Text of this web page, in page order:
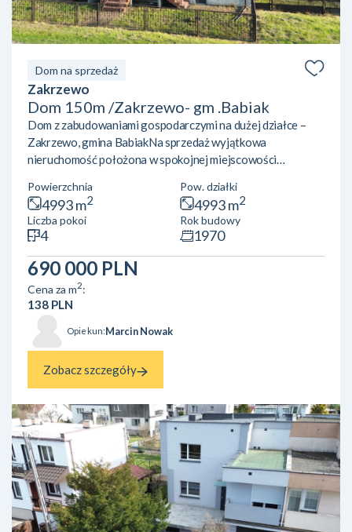
Dom na sprzedaż
Zakrzewo
Dom 150m /Zakrzewo- gm .Babiak
Dom z zabudowaniami gospodarczymi na dużej działce –
Zakrzewo, gmina BabiakNa sprzedaż wyjątkowa
nieruchomość położona w spokojnej miejscowości
miejsce dla osób ceniących ciszę, przestrzeń oraz bliskość
natury. Wieś liczy zaledwie około 200 mieszkańców i
charakteryzuje się spokojnym, rolniczym
charakterem.Nieruchomość obejmuje dom o powierzchni
użytkowej około 150 m² usytuowany na działce o
powierzchni 50 arów (5000 m²). Dodatkowym atute...
Powierzchnia
4993 m2
Pow. działki
4993 m2
Liczba pokoi
4
Rok budowy
1970
690 000 PLN
Cena za m2:
138 PLN
Opiekun:Marcin Nowak
Zobacz szczegóły